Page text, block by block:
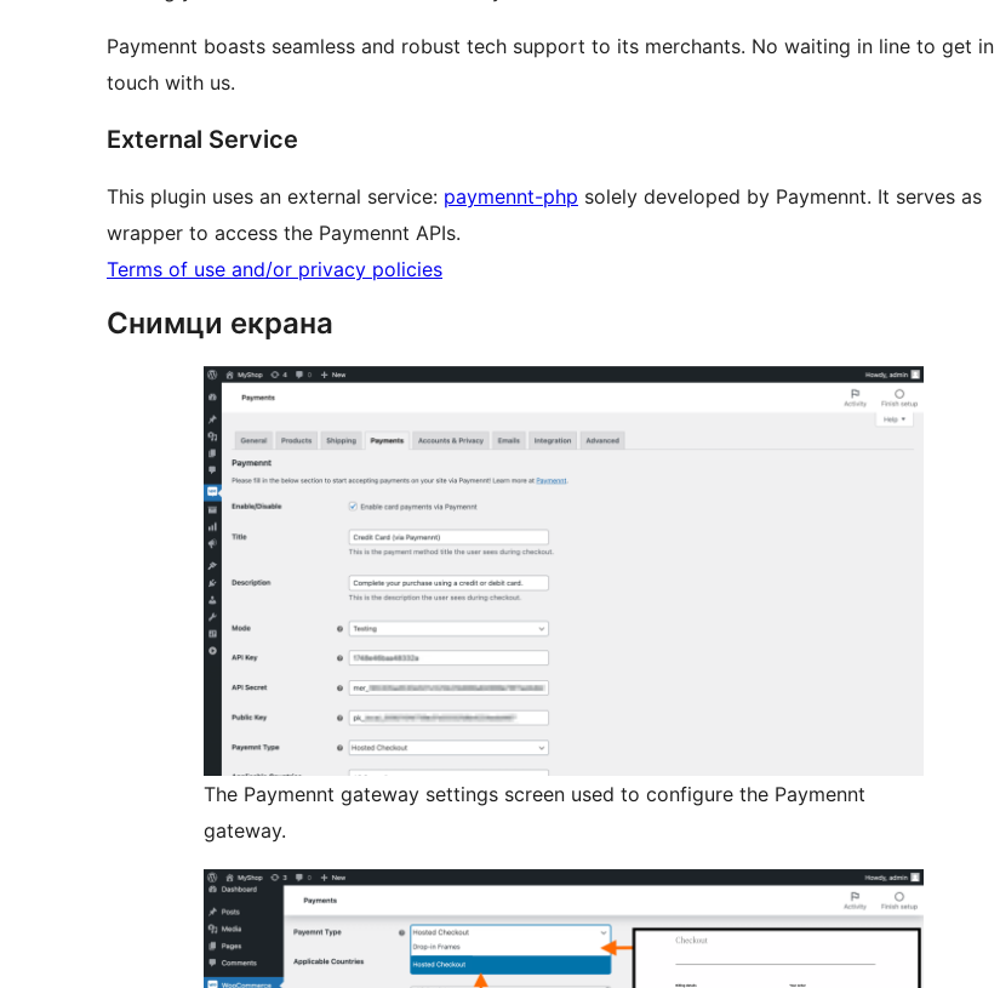
Paymennt boasts seamless and robust tech support to its merchants. No waiting in line to get in
touch with us.
External Service
This plugin uses an external service: paymennt-php solely developed by Paymennt. It serves as
wrapper to access the Paymennt APIs.
Terms of use and/or privacy policies
Снимци екрана
The Paymennt gateway settings screen used to configure the Paymennt
gateway.